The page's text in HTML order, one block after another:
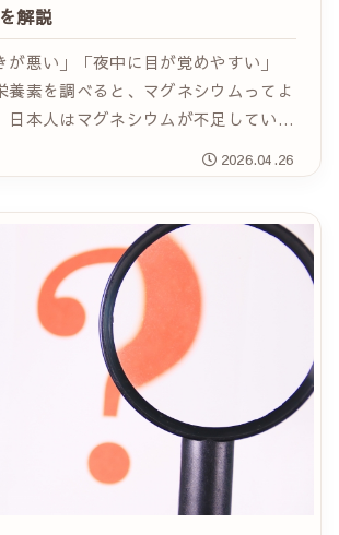
解説
が悪い」「夜中に目が覚めやすい」
養素を調べると、マグネシウムってよ
本人はマグネシウムが不足してい
葉を耳にすることもあります。 マ
体の中で筋肉や神経の働き、エネルギ
2026.04.26